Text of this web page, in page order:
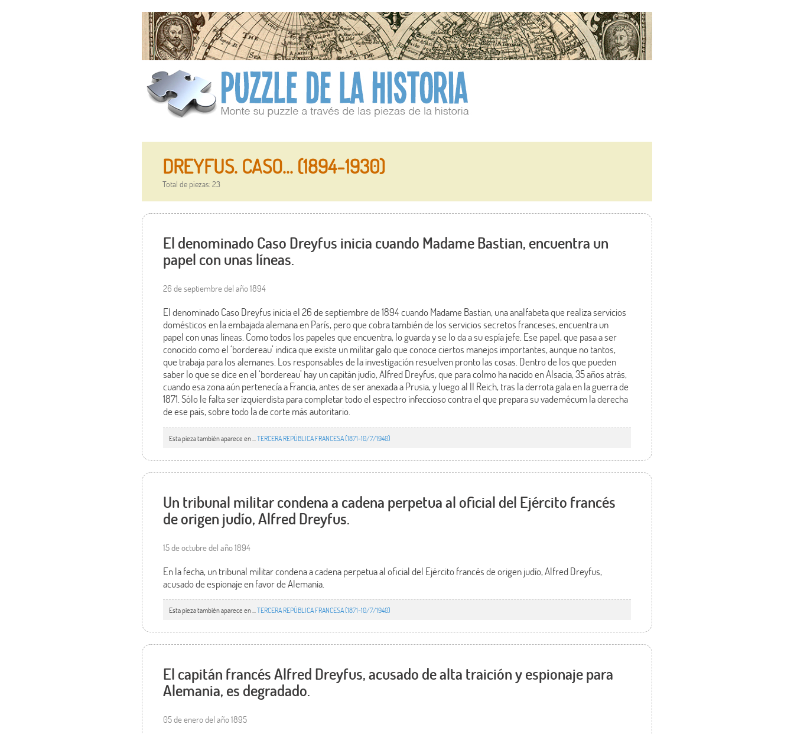
DREYFUS. CASO... (1894-1930)
Total de piezas: 23
El denominado Caso Dreyfus inicia cuando Madame Bastian, encuentra un
papel con unas líneas.
26 de septiembre del año 1894
El denominado Caso Dreyfus inicia el 26 de septiembre de 1894 cuando Madame Bastian, una analfabeta que realiza servicios
domésticos en la embajada alemana en París, pero que cobra también de los servicios secretos franceses, encuentra un
papel con unas líneas. Como todos los papeles que encuentra, lo guarda y se lo da a su espía jefe. Ese papel, que pasa a ser
conocido como el ‘bordereau’ indica que existe un militar galo que conoce ciertos manejos importantes, aunque no tantos,
que trabaja para los alemanes. Los responsables de la investigación resuelven pronto las cosas. Dentro de los que pueden
saber lo que se dice en el ‘bordereau’ hay un capitán judío, Alfred Dreyfus, que para colmo ha nacido en Alsacia, 35 años atrás,
cuando esa zona aún pertenecía a Francia, antes de ser anexada a Prusia, y luego al II Reich, tras la derrota gala en la guerra de
1871. Sólo le falta ser izquierdista para completar todo el espectro infeccioso contra el que prepara su vademécum la derecha
de ese país, sobre todo la de corte más autoritario.
Esta pieza también aparece en ...TERCERA REPÚBLICA FRANCESA (1871-10/7/1940)
Un tribunal militar condena a cadena perpetua al oficial del Ejército francés
de origen judío, Alfred Dreyfus.
15 de octubre del año 1894
En la fecha, un tribunal militar condena a cadena perpetua al oficial del Ejército francés de origen judío, Alfred Dreyfus,
acusado de espionaje en favor de Alemania.
Esta pieza también aparece en ...TERCERA REPÚBLICA FRANCESA (1871-10/7/1940)
El capitán francés Alfred Dreyfus, acusado de alta traición y espionaje para
Alemania, es degradado.
05 de enero del año 1895